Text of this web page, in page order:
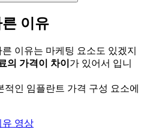
이유
이유는 마케팅 요소도 있겠지
의 가격이 차이 가 있어서 입니
인 임플란트 가격 구성 요소에